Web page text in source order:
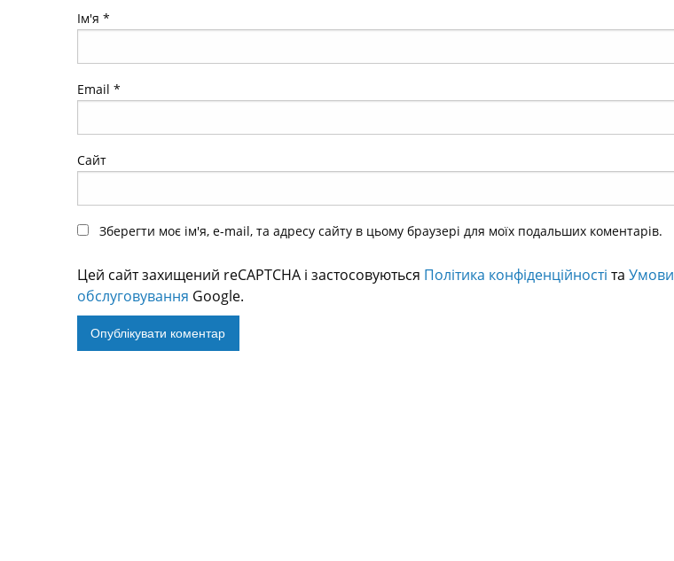
Ім'я *
Email *
Сайт
Зберегти моє ім'я, e-mail, та адресу сайту в цьому браузері для моїх подальших коментарів.
Цей сайт захищений reCAPTCHA і застосовуються Політика конфіденційності та Умови
обслуговування Google.